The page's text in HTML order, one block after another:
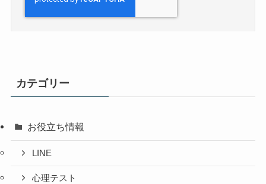
カテゴリー
お役立ち情報
LINE
心理テスト